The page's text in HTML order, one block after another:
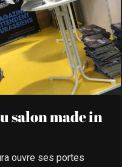
salon made in
ouvre ses portes